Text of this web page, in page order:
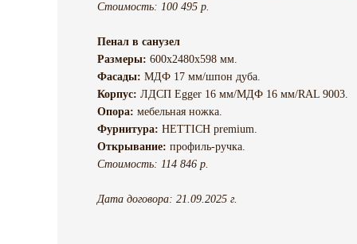
Стоимость: 100 495 р.
Пенал в санузел
Размеры: 600х2480х598 мм.
Фасады: МДФ 17 мм/шпон дуба.
Корпус: ЛДСП Egger 16 мм/МДФ 16 мм/RAL 9003.
Опора: мебельная ножка.
Фурнитура: HETTICH premium.
Открывание: профиль-ручка.
Стоимость: 114 846 р.
Дата договора: 21.09.2025 г.